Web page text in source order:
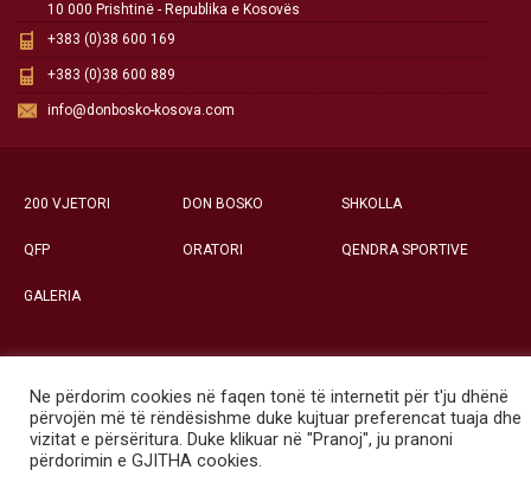
10 000 Prishtinë - Republika e Kosovës
+383 (0)38 600 169
+383 (0)38 600 889
info@donbosko-kosova.com
200 VJETORI DON BOSKO SHKOLLA
QFP ORATORI QENDRA SPORTIVE
GALERIA
Të gjitha të drejtat e rezervuara ©
Qendra Social-Edukative «Don Bosko» - Prishtinë
Ne përdorim cookies në faqen tonë të internetit për t'ju dhënë
përvojën më të rëndësishme duke kujtuar preferencat tuaja dhe
vizitat e përsëritura. Duke klikuar në "Pranoj", ju pranoni
përdorimin e GJITHA cookies.